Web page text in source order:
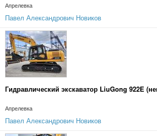
Апрелевка
Павел Александрович Новиков
Гидравлический экскаватор LiuGong 922E
Апрелевка
Павел Александрович Новиков